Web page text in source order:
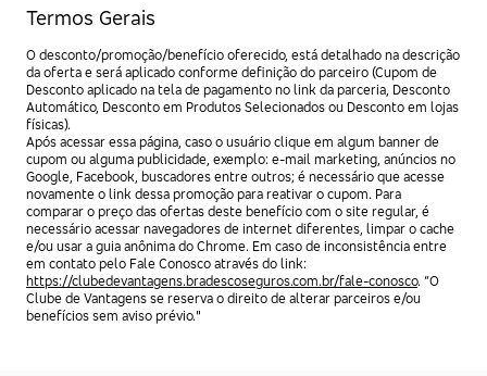
Termos Gerais
O desconto/promoção/benefício oferecido, está detalhado na descrição
da oferta e será aplicado conforme definição do parceiro (Cupom de
Desconto aplicado na tela de pagamento no link da parceria, Desconto
Automático, Desconto em Produtos Selecionados ou Desconto em lojas
físicas).
Após acessar essa página, caso o usuário clique em algum banner de
cupom ou alguma publicidade, exemplo: e-mail marketing, anúncios no
Google, Facebook, buscadores entre outros; é necessário que acesse
novamente o link dessa promoção para reativar o cupom. Para
comparar o preço das ofertas deste benefício com o site regular, é
necessário acessar navegadores de internet diferentes, limpar o cache
e/ou usar a guia anônima do Chrome. Em caso de inconsistência entre
em contato pelo Fale Conosco através do link:
https://clubedevantagens.bradescoseguros.com.br/fale-conosco. “O
Clube de Vantagens se reserva o direito de alterar parceiros e/ou
benefícios sem aviso prévio."